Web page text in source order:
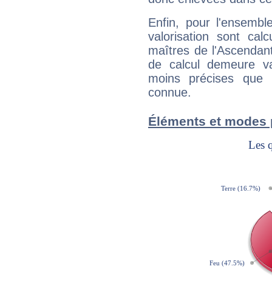
Enfin, pour
valorisation sont
maîtres de
de calcul demeure
moins précises que
connue.
Éléments et modes